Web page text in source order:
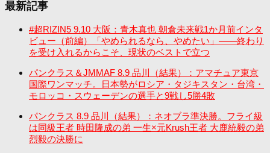
最新記事
#超RIZIN5 9.10 大阪：青木真也 朝倉未来戦1か月前インタ
ビュー（前編）「やめられるなら、やめたい」――終わり
を受け入れるからこそ、現状のベストで立つ
パンクラス＆JMMAF 8.9 品川（結果）：アマチュア東京
国際ワンマッチ。日本勢がロシア・タジキスタン・台湾・
モロッコ・スウェーデンの選手と9戦し5勝4敗
パンクラス 8.9 品川（結果）：ネオブラ準決勝。フライ級
は同級王者 時田隆成の弟 一生×元Krush王者 大鹿統毅の弟
烈毅の決勝に